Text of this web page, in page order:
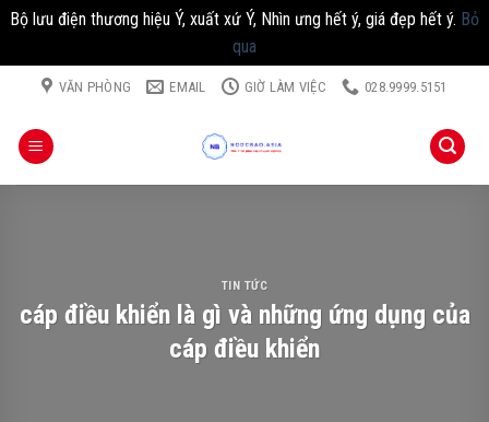
Bộ lưu điện thương hiệu Ý, xuất xứ Ý, Nhìn ưng hết ý, giá đẹp hết ý. Bỏ
qua
Chuyển
dung
VĂN PHÒNG EMAIL GIỜ LÀM VIỆC 028.9999.5151
TIN TỨC
cáp điều khiển là gì và những ứng dụng của
cáp điều khiển